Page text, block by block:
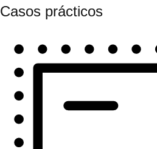
Casos prácticos